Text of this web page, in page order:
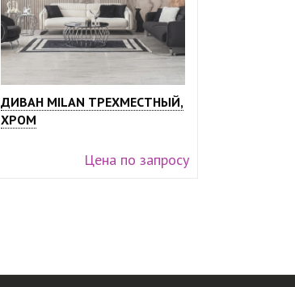
ДИВАН MILAN ТРЕХМЕСТНЫЙ,
ХРОМ
Цена по запросу